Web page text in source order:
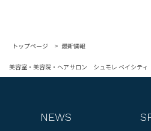
トップページ 最新情報
美容室・美容院・ヘアサロン シュモレ ベイシティ
NEWS